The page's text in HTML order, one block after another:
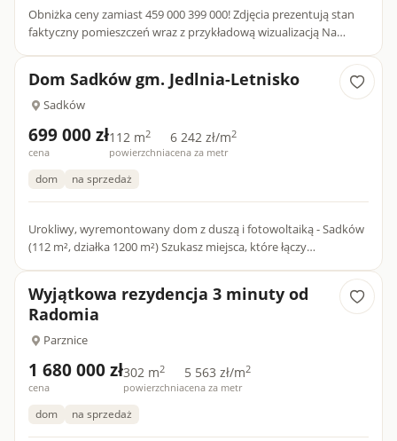
Obniżka ceny zamiast 459 000 399 000! Zdjęcia prezentują stan
faktyczny pomieszczeń wraz z przykładową wizualizacją Na
Dom Sadków gm. Jedlnia-Letnisko
Sadków
699 000 zł
cena
112 m2
powierzchnia
6 242 zł/m2
cena za metr
dom na sprzedaż
Urokliwy, wyremontowany dom z duszą i fotowoltaiką - Sadków
(112 m², działka 1200 m²) Szukasz miejsca, które łączy
Wyjątkowa rezydencja 3 minuty od
Radomia
Parznice
1 680 000 zł
cena
302 m2
powierzchnia
5 563 zł/m2
cena za metr
dom na sprzedaż